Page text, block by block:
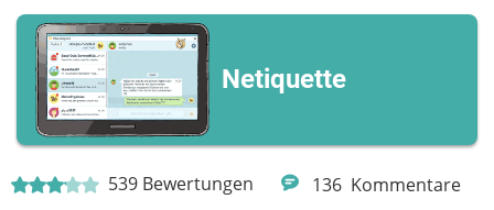
539 Bewertungen 136 Kommentare
Netiquette